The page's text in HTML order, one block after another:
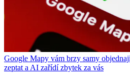
Google Mapy vám brzy samy
zeptat a AI zařídí zbytek za vás